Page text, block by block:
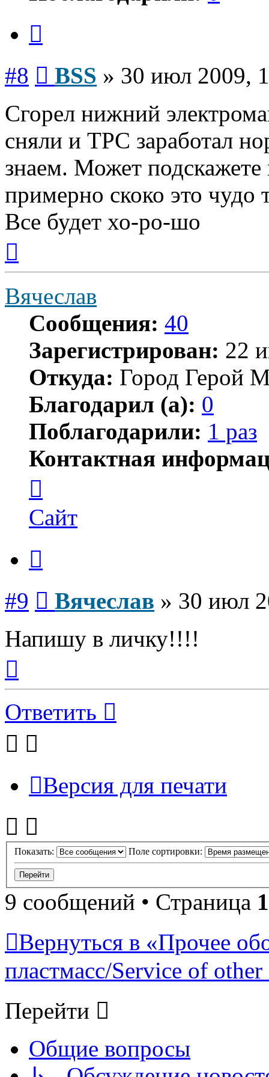
#8 BSS » 30 июл 2009,
Сгорел нижний
сняли и ТРС заработал
знаем. Может подскажете
примерно скоко это чудо
Все будет хо-ро-шо
началу
Вячеслав
Сообщения: 40
Зарегистрирован: 22
Откуда: Город Герой
Благодарил (а): 0
Поблагодарили: 1 раз
Контактная
пользователя
Вячеслав
Сайт
#9 Вячеслав » 30 июл
Напишу в личку!!!!
началу
Ответить
Версия для печати
Показать: Поле сортировки:
9 сообщений • Страница 1
Вернуться в «Прочее
пластмасс/Service of
Перейти
Общие вопросы